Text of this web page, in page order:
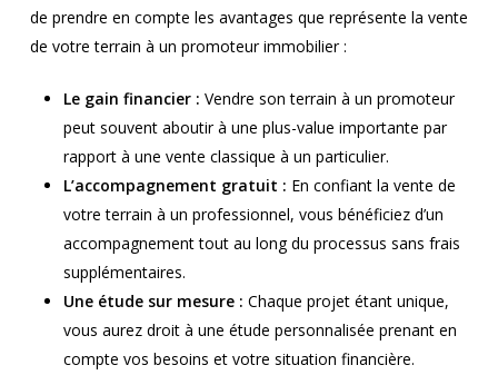
de prendre en compte les avantages que représente la vente
de votre terrain à un promoteur immobilier :
Le gain financier : Vendre son terrain à un promoteur
peut souvent aboutir à une plus-value importante par
rapport à une vente classique à un particulier.
L’accompagnement gratuit : En confiant la vente de
votre terrain à un professionnel, vous bénéficiez d’un
accompagnement tout au long du processus sans frais
supplémentaires.
Une étude sur mesure : Chaque projet étant unique,
vous aurez droit à une étude personnalisée prenant en
compte vos besoins et votre situation financière.